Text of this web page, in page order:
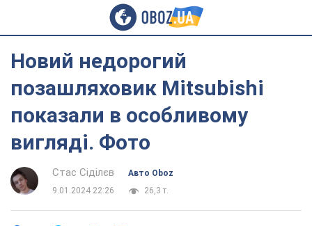
Новий недорогий
позашляховик Mitsubishi
показали в особливому
вигляді. Фото
Стас Сіділєв
Авто Oboz
9.01.2024 22:26
26,3 т.